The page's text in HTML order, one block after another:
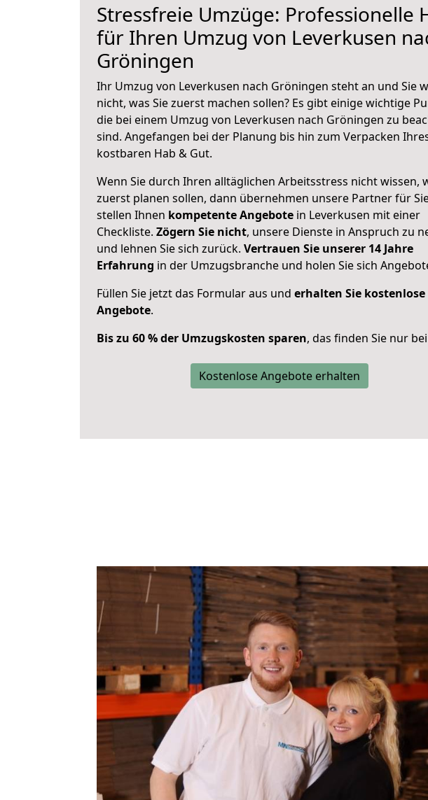
Stressfreie Umzüge: Professionelle
für Ihren Umzug von Leverkusen
Gröningen
Ihr Umzug von Leverkusen nach Gröningen steht an und Sie
nicht, was Sie zuerst machen sollen? Es gibt einige wichtige
die bei einem Umzug von Leverkusen nach Gröningen zu
sind. Angefangen bei der Planung bis hin zum Verpacken
kostbaren Hab & Gut.
Wenn Sie durch Ihren alltäglichen Arbeitsstress nicht wissen,
zuerst planen sollen, dann übernehmen unsere Partner für
stellen Ihnen kompetente Angebote in Leverkusen mit einer
Checkliste. Zögern Sie nicht, unsere Dienste in Anspruch zu
und lehnen Sie sich zurück. Vertrauen Sie unserer 14 Jahre
Erfahrung in der Umzugsbranche und holen Sie sich
Füllen Sie jetzt das Formular aus und erhalten Sie kostenlose
Angebote.
Bis zu 60 % der Umzugskosten sparen, das finden Sie nur
Kostenlose Angebote erhalten